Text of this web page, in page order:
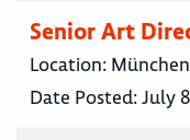
Senior Art
Location:
Date Posted:July